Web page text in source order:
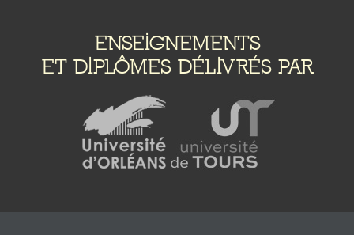
ENSEIGNEMENTS
ET DIPLÔMES DÉLIVRÉS PAR